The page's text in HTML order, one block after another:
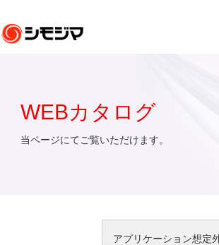
WEBカタログ
当ページにてご覧いただけます。
アプリケーション想定